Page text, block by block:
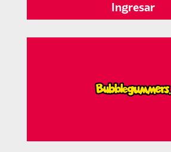
Ingresar